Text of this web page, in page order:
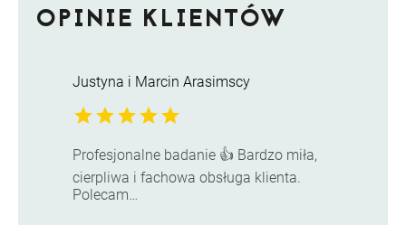
OPINIE KLIENTÓW
Justyna i Marcin Arasimscy
starstarstarstarstar
Profesjonalne badanie 👍 Bardzo miła,
cierpliwa i fachowa obsługa klienta.
Polecam…